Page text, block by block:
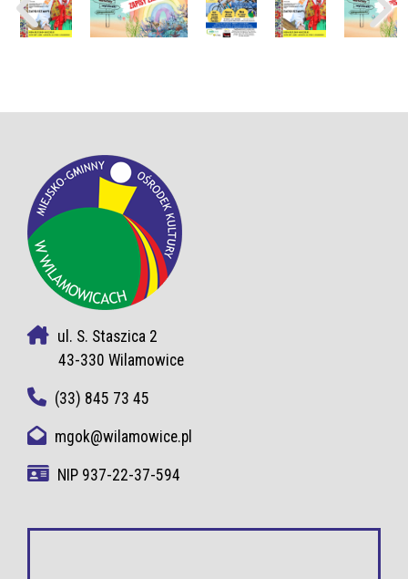
ul. S. Staszica 2
43-330 Wilamowice
(33) 845 73 45
mgok@wilamowice.pl
NIP 937-22-37-594